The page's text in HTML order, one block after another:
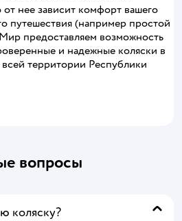
нее зависит комфорт вашего
путешествия (например простой
предоставляем возможность
и надежные коляски в
территории Республики
вопросы
коляску?